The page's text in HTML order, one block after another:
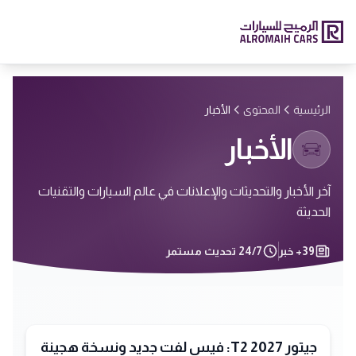
الرئيسية المحتوى الأخبار
الأخبار
آخر الأخبار والتحديثات والإعلانات في عالم السيارات والتقنيات
الحديثة
39+ خبر 24/7 تحديث مستمر
جيتور T2 2027: فيس لفت جديد ونسخة هجينة